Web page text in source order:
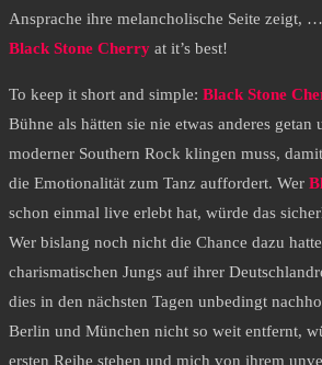
Ansprache ihre melancholische Seite zeigt,
Black Stone Cherry at it’s best!
To keep it short and simple: Black Stone
Bühne als hätten sie nie etwas anderes getan
moderner Southern Rock klingen muss,
die Emotionalität zum Tanz auffordert. Wer
schon einmal live erlebt hat, würde das
Wer bislang noch nicht die Chance dazu
charismatischen Jungs auf ihrer
dies in den nächsten Tagen unbedingt
Berlin und München nicht so weit entfernt,
ersten Reihe stehen und mich von ihrem